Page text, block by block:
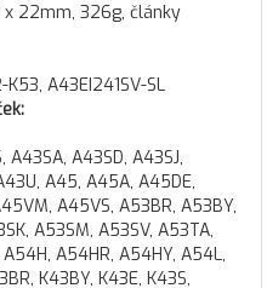
22mm, 326g, články
A43EI241SV-SL
A43SD, A43SJ,
A45, A45A, A45DE,
A45VS, A53BR, A53BY,
A53SM, A53SV, A53TA,
A54HR, A54HY, A54L,
K43BY, K43E, K43S,